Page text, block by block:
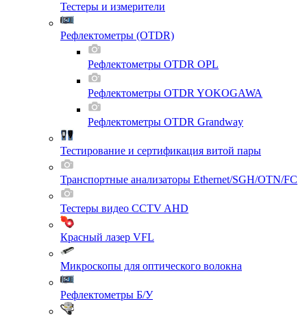
Тестеры и измерители
Рефлектометры (OTDR)
Рефлектометры OTDR OPL
Рефлектометры OTDR YOKOGAWA
Рефлектометры OTDR Grandway
Тестирование и сертификация витой пары
Транспортные анализаторы Ethernet/SGH/OTN/FC
Тестеры видео CCTV AHD
Красный лазер VFL
Микроскопы для оптического волокна
Рефлектометры Б/У